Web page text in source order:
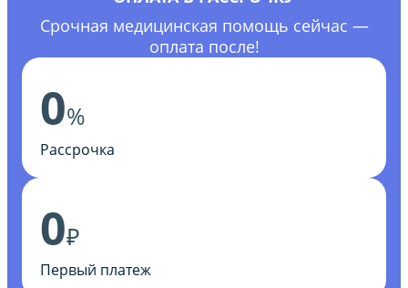
Срочная медицинская помощь сейчас —
оплата после!
0%
Рассрочка
0₽
Первый платеж